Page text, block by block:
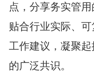
点，分享务实管
贴合行业实际、
工作建议，凝聚
的广泛共识。